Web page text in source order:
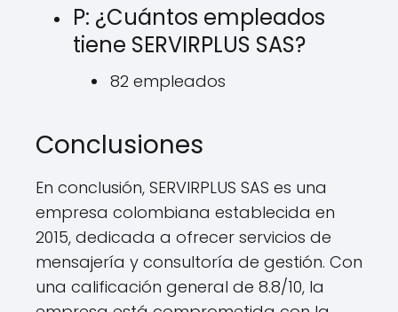
P: ¿Cuántos empleados
tiene SERVIRPLUS SAS?
82 empleados
Conclusiones
En conclusión, SERVIRPLUS SAS es una
empresa colombiana establecida en
2015, dedicada a ofrecer servicios de
mensajería y consultoría de gestión. Con
una calificación general de 8.8/10, la